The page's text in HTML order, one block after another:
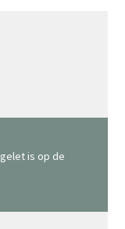
is op de